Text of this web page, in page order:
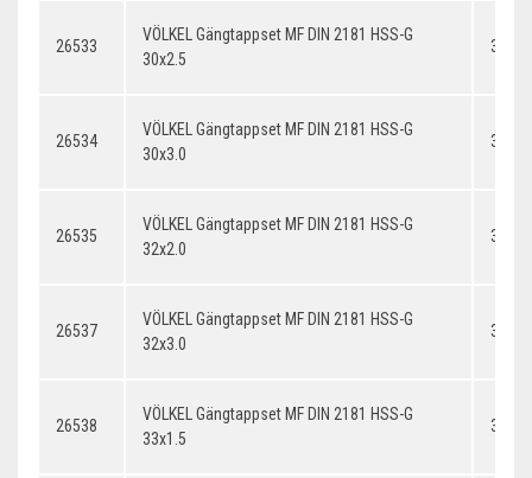
26533
VÖLKEL Gängtappset MF DIN 2181 HSS-G
30x2.5
26534
VÖLKEL Gängtappset MF DIN 2181 HSS-G
30x3.0
26535
VÖLKEL Gängtappset MF DIN 2181 HSS-G
32x2.0
26537
VÖLKEL Gängtappset MF DIN 2181 HSS-G
32x3.0
26538
VÖLKEL Gängtappset MF DIN 2181 HSS-G
33x1.5